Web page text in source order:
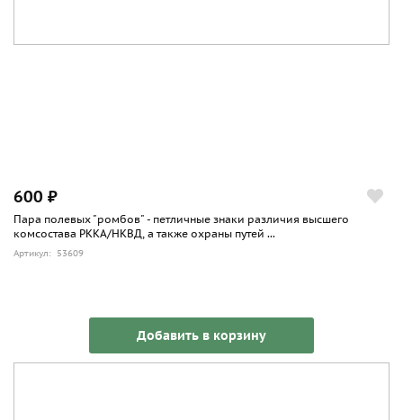
600 ₽
Пара полевых "ромбов" - петличные знаки различия высшего
комсостава РККА/НКВД, а также охраны путей ...
Артикул: 53609
Добавить в корзину